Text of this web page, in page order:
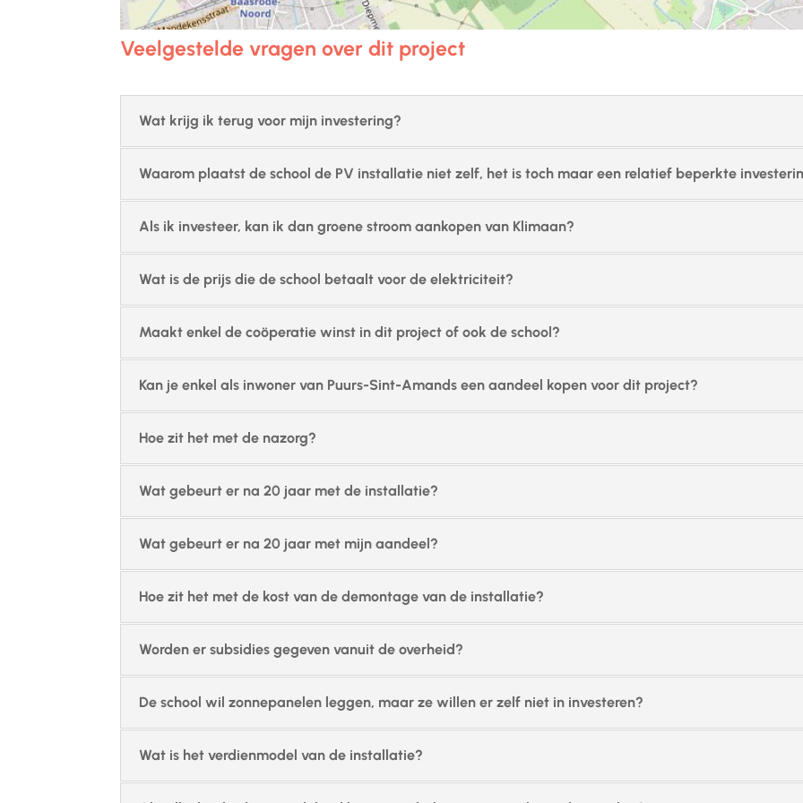
Veelgestelde vragen over dit project
Wat krijg ik terug voor mijn investering?
Waarom plaatst de school de PV installatie niet zelf, het is toch maar een relatief beperkte
Als ik investeer, kan ik dan groene stroom aankopen van Klimaan?
Wat is de prijs die de school betaalt voor de elektriciteit?
Maakt enkel de coöperatie winst in dit project of ook de school?
Kan je enkel als inwoner van Puurs-Sint-Amands een aandeel kopen voor dit project?
Hoe zit het met de nazorg?
Wat gebeurt er na 20 jaar met de installatie?
Wat gebeurt er na 20 jaar met mijn aandeel?
Hoe zit het met de kost van de demontage van de installatie?
Worden er subsidies gegeven vanuit de overheid?
De school wil zonnepanelen leggen, maar ze willen er zelf niet in investeren?
Wat is het verdienmodel van de installatie?